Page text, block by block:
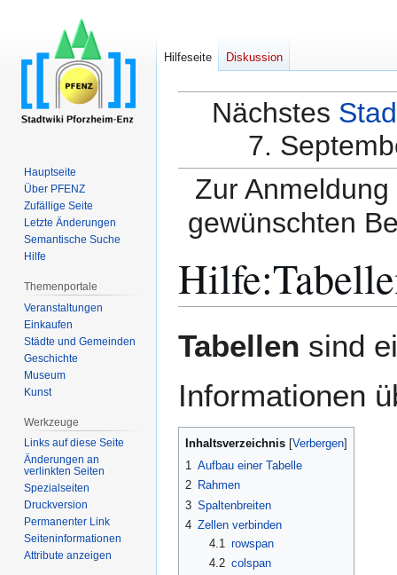
Nächstes
7.
Zur
gewünschten
Hilfe:
Navigation
Suche
Tabellen sind
Informationen
Inhaltsverzeichnis
1 Aufbau einer Tabelle
2 Rahmen
3 Spaltenbreiten
4 Zellen verbinden
4.1 rowspan
4.2 colspan
Hilfeseite Diskussion
Hauptseite
Über PFENZ
Zufällige Seite
Letzte Änderungen
Semantische Suche
Hilfe
Themenportale
Veranstaltungen
Einkaufen
Städte und Gemeinden
Geschichte
Museum
Kunst
Werkzeuge
Links auf diese Seite
Änderungen an
verlinkten Seiten
Spezialseiten
Druckversion
Permanenter Link
Seiten­­informationen
Attribute anzeigen